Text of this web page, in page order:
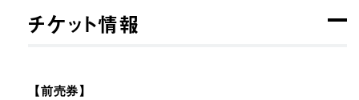
チケット情報
【前売券】